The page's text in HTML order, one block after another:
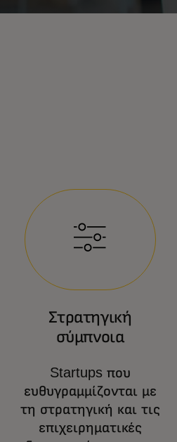
Στρατηγική
σύμπνοια
Startups που
ευθυγραμμίζονται με
τη στρατηγική και τις
επιχειρηματικές